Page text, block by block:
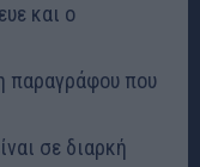
και ο
παραγράφου που
σε διαρκή